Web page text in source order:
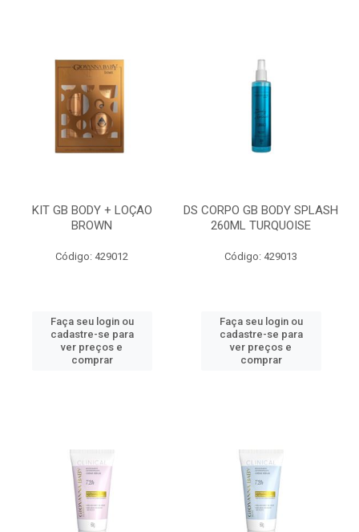
KIT GB BODY + LOÇAO
BROWN
Código: 429012
Faça seu login ou
cadastre-se para
ver preços e
comprar
DS CORPO GB BODY SPLASH
260ML TURQUOISE
Código: 429013
Faça seu login ou
cadastre-se para
ver preços e
comprar